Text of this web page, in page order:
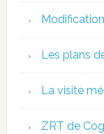
Les plans
La visite
ZRT de